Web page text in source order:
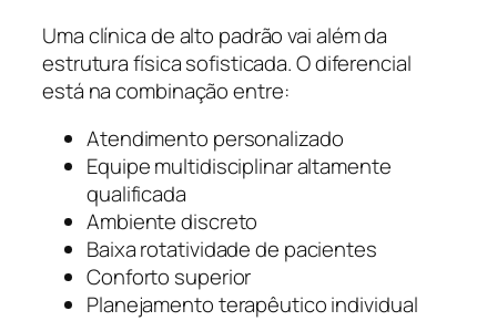
Uma clínica de alto padrão vai além da
estrutura física sofisticada. O diferencial
está na combinação entre:
Atendimento personalizado
Equipe multidisciplinar altamente
qualificada
Ambiente discreto
Baixa rotatividade de pacientes
Conforto superior
Planejamento terapêutico individual